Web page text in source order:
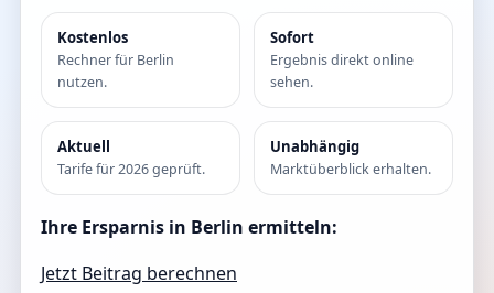
Kostenlos
Rechner für Berlin
nutzen.
Sofort
Ergebnis direkt online
sehen.
Aktuell
Tarife für 2026 geprüft.
Unabhängig
Marktüberblick erhalten.
Ihre Ersparnis in Berlin ermitteln:
Jetzt Beitrag berechnen